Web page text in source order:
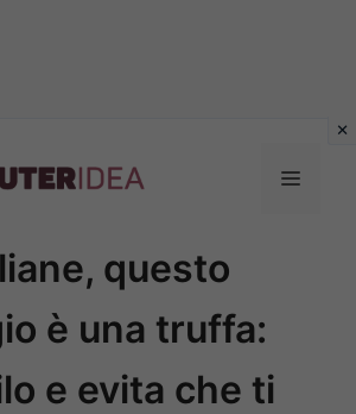
Menu
questo
è una truffa:
e evita che ti